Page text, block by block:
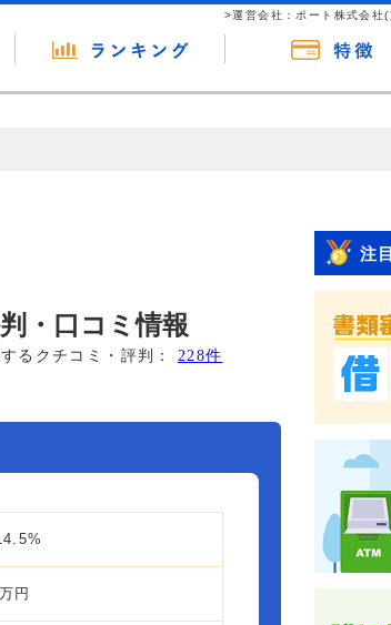
>運営会社：ポート株式会社
・口コミ情報
るクチコミ・評判： 228件
円
注